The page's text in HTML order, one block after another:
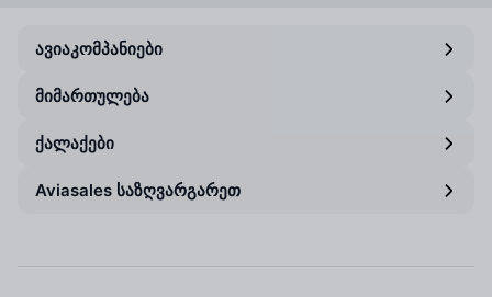
ავიაკომპანიები
მიმართულება
ქალაქები
Aviasales საზღვარგარეთ